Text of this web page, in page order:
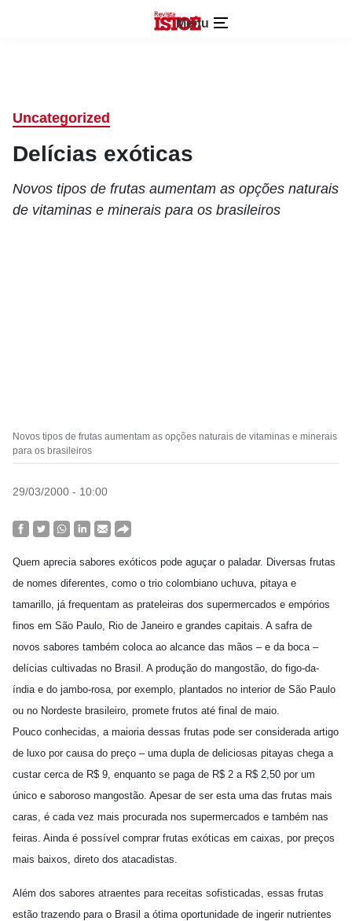
Menu
Uncategorized
Delícias exóticas
Novos tipos de frutas aumentam as opções naturais
de vitaminas e minerais para os brasileiros
Novos tipos de frutas aumentam as opções naturais de vitaminas e minerais
para os brasileiros
29/03/2000 - 10:00
Quem aprecia sabores exóticos pode aguçar o paladar. Diversas frutas
de nomes diferentes, como o trio colombiano uchuva, pitaya e
tamarillo, já frequentam as prateleiras dos supermercados e empórios
finos em São Paulo, Rio de Janeiro e grandes capitais. A safra de
novos sabores também coloca ao alcance das mãos – e da boca –
delícias cultivadas no Brasil. A produção do mangostão, do figo-da-
índia e do jambo-rosa, por exemplo, plantados no interior de São Paulo
ou no Nordeste brasileiro, promete frutos até final de maio.
Pouco conhecidas, a maioria dessas frutas pode ser considerada artigo
de luxo por causa do preço – uma dupla de deliciosas pitayas chega a
custar cerca de R$ 9, enquanto se paga de R$ 2 a R$ 2,50 por um
único e saboroso mangostão. Apesar de ser esta uma das frutas mais
caras, é cada vez mais procurada nos supermercados e também nas
feiras. Ainda é possível comprar frutas exóticas em caixas, por preços
mais baixos, direto dos atacadistas.
Além dos sabores atraentes para receitas sofisticadas, essas frutas
estão trazendo para o Brasil a ótima oportunidade de ingerir nutrientes